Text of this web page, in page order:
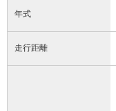
年式
走行距離